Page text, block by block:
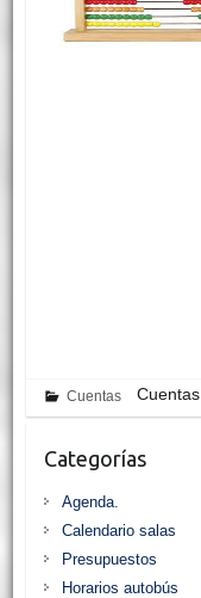
Cuentas Cuentas
Categorías
Agenda.
Calendario salas
Presupuestos
Horarios autobús